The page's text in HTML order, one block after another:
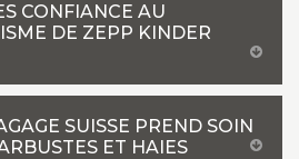
CONFIANCE AU
DE ZEPP KINDER
SUISSE PREND SOIN
ET HAIES